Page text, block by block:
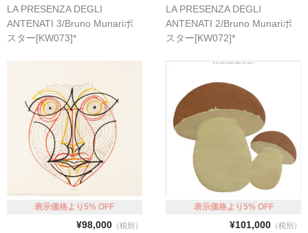
LA PRESENZA DEGLI
ANTENATI 3/Bruno Munariポ
スター[KW073]*
LA PRESENZA DEGLI
ANTENATI 2/Bruno Munariポ
スター[KW072]*
表示価格より5% OFF
¥98,000（税別）
表示価格より5% OFF
¥101,000（税別）